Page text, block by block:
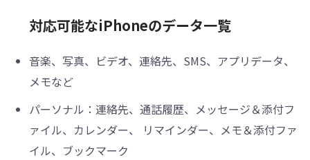
対応可能なiPhoneのデータ一覧
音楽、写真、ビデオ、連絡先、SMS、アプリデータ、
メモなど
パーソナル：連絡先、通話履歴、メッセージ＆添付フ
ァイル、カレンダー、 リマインダー、メモ＆添付ファ
イル、ブックマーク